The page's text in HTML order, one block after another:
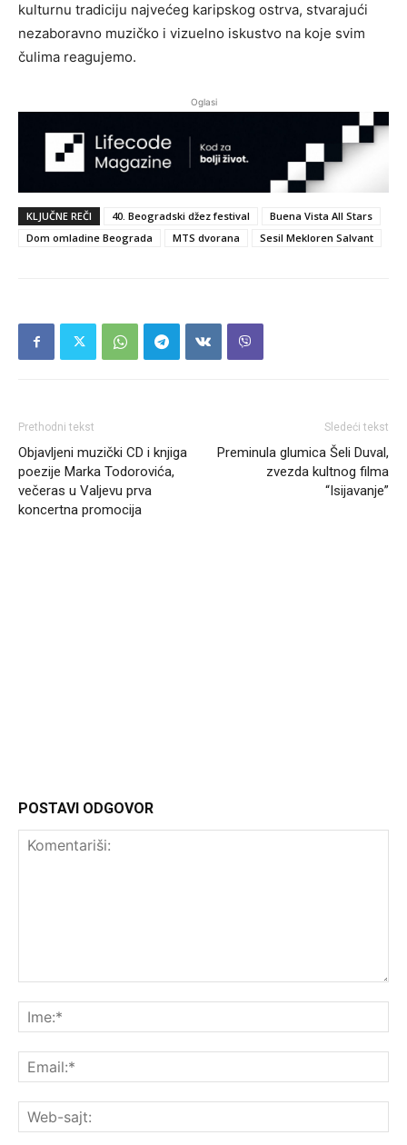
kulturnu tradiciju najvećeg karipskog ostrva, stvarajući
nezaboravno muzičko i vizuelno iskustvo na koje svim
čulima reagujemo.
Oglasi
KLJUČNE REČI 40. Beogradski džez festival
Buena Vista All Stars
Dom omladine Beograda
MTS dvorana Sesil Mekloren Salvant
Prethodni tekst
Objavljeni muzički CD i knjiga
poezije Marka Todorovića,
večeras u Valjevu prva
koncertna promocija
Sledeći tekst
Preminula glumica Šeli Duval,
zvezda kultnog filma
“Isijavanje”
POSTAVI ODGOVOR